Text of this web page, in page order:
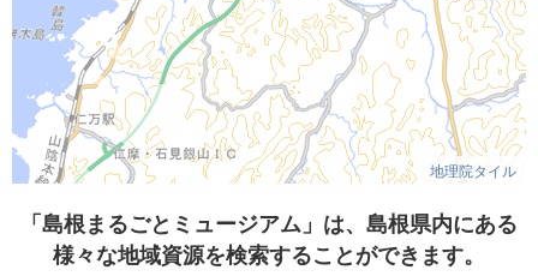
地理院タイル
「島根まるごとミュージアム」は、島根県内にある
様々な地域資源を検索することができます。